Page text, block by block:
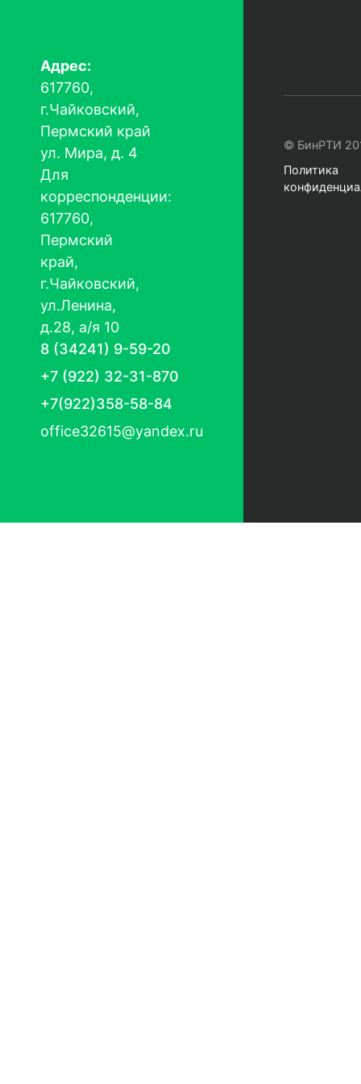
Адрес:
617760,
г.Чайковский,
Пермский край
ул. Мира, д. 4
Для
корреспонденции:
617760,
Пермский
край,
г.Чайковский,
ул.Ленина,
д.28, а/я 10
8 (34241) 9-59-20
+7 (922) 32-31-870
+7(922)358-58-84
office32615@yandex.ru
© БинРТИ
Политика